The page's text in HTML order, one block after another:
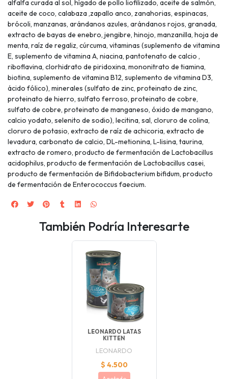
alfalfa curada al sol, hígado de pollo liofilizado, aceite de salmón,
aceite de coco, calabaza ,zapallo anco, zanahorias, espinacas,
brócoli, manzanas, arándanos azules, arándanos rojos, granada,
extracto de bayas de enebro, jengibre, hinojo, manzanilla, hoja de
menta, raíz de regaliz, cúrcuma, vitaminas (suplemento de vitamina
E, suplemento de vitamina A, niacina, pantotenato de calcio ,
riboflavina, clorhidrato de piridoxina, mononitrato de tiamina,
biotina, suplemento de vitamina B12, suplemento de vitamina D3,
ácido fólico), minerales (sulfato de zinc, proteinato de zinc,
proteinato de hierro, sulfato ferroso, proteinato de cobre,
sulfato de cobre, proteinato de manganeso, óxido de mangano,
calcio yodato, selenito de sodio), lecitina, sal, cloruro de colina,
cloruro de potasio, extracto de raíz de achicoria, extracto de
levadura, carbonato de calcio, DL-metionina, L-lisina, taurina,
extracto de romero, producto de fermentación de Lactobacillus
acidophilus, producto de fermentación de Lactobacillus casei,
producto de fermentación de Bifidobacterium bifidum, producto
de fermentación de Enterococcus faecium.
También Podría Interesarte
LEONARDO LATAS
KITTEN
LEONARDO
$ 4.500